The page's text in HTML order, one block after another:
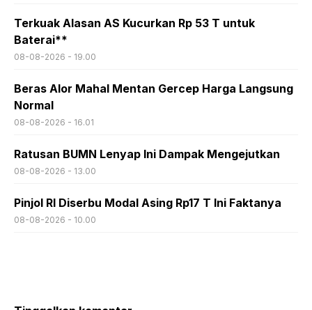
Terkuak Alasan AS Kucurkan Rp 53 T untuk
Baterai**
08-08-2026 - 19.00
Beras Alor Mahal Mentan Gercep Harga Langsung
Normal
08-08-2026 - 16.01
Ratusan BUMN Lenyap Ini Dampak Mengejutkan
08-08-2026 - 13.00
Pinjol RI Diserbu Modal Asing Rp17 T Ini Faktanya
08-08-2026 - 10.00